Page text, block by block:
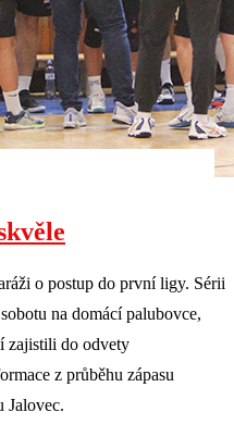
o postup do první ligy. Sérii
na domácí palubovce,
zajistili do odvety
z průběhu zápasu
Jalovec.